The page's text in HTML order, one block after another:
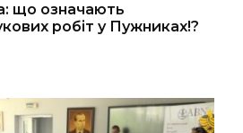
що означають
робіт у Пужниках!?